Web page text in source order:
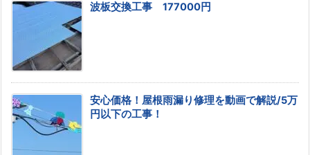
波板交換工事 177000円
安心価格！屋根雨漏り修理を動画で解説/5万
円以下の工事！